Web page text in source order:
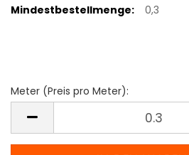
Mindestbestellmenge:
0,3
Meter (Preis pro Meter):
(Preis
pro